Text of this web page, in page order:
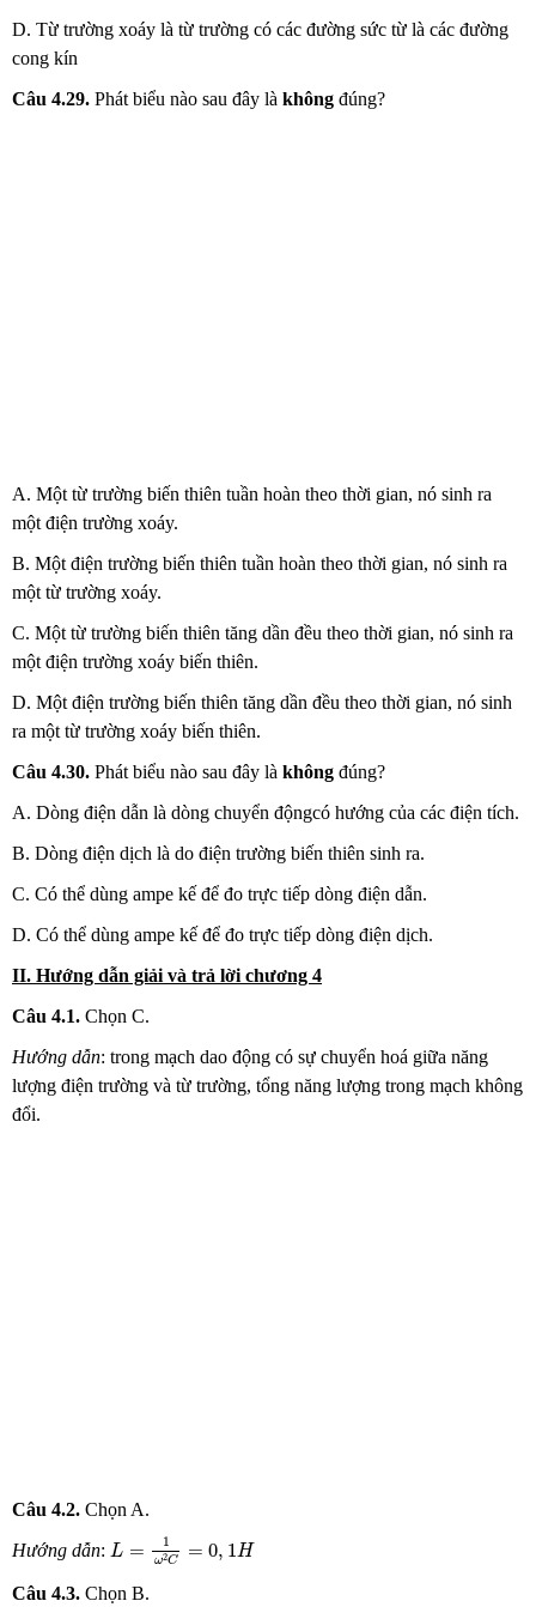
D. Từ trường xoáy là từ trường có các đường sức từ là các đường
cong kín
Câu 4.29. Phát biểu nào sau đây là không đúng?
A. Một từ trường biến thiên tuần hoàn theo thời gian, nó sinh ra
một điện trường xoáy.
B. Một điện trường biến thiên tuần hoàn theo thời gian, nó sinh ra
một từ trường xoáy.
C. Một từ trường biến thiên tăng dần đều theo thời gian, nó sinh ra
một điện trường xoáy biến thiên.
D. Một điện trường biến thiên tăng dần đều theo thời gian, nó sinh
ra một từ trường xoáy biến thiên.
Câu 4.30. Phát biểu nào sau đây là không đúng?
A. Dòng điện dẫn là dòng chuyển độngcó hướng của các điện tích.
B. Dòng điện dịch là do điện trường biến thiên sinh ra.
C. Có thể dùng ampe kế để đo trực tiếp dòng điện dẫn.
D. Có thể dùng ampe kế để đo trực tiếp dòng điện dịch.
II. Hướng dẫn giải và trả lời chương 4
Câu 4.1. Chọn C.
Hướng dẫn: trong mạch dao động có sự chuyển hoá giữa năng
lượng điện trường và từ trường, tổng năng lượng trong mạch không
đổi.
Câu 4.2. Chọn A.
Hướng dẫn: L = 1
ω2C
= 0, 1H
L 2C
Câu 4.3. Chọn B.